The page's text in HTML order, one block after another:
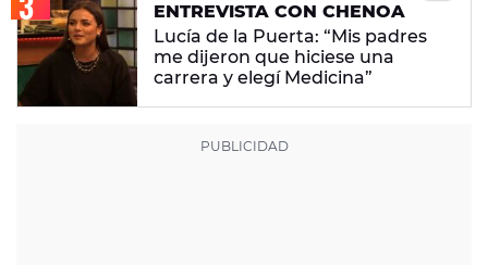
ENTREVISTA CON CHENOA
Lucía de la Puerta: “Mis padres
me dijeron que hiciese una
carrera y elegí Medicina”